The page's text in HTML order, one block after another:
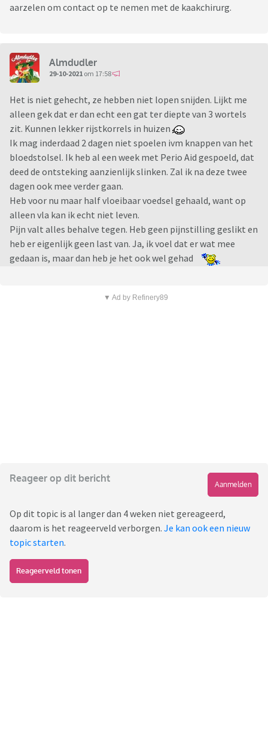
aarzelen om contact op te nemen met de kaakchirurg.
Almdudler
29-10-2021 om 17:58
Het is niet gehecht, ze hebben niet lopen snijden. Lijkt me
alleen gek dat er dan echt een gat ter diepte van 3 wortels
zit. Kunnen lekker rijstkorrels in huizen
Ik mag inderdaad 2 dagen niet spoelen ivm knappen van het
bloedstolsel. Ik heb al een week met Perio Aid gespoeld, dat
deed de ontsteking aanzienlijk slinken. Zal ik na deze twee
dagen ook mee verder gaan.
Heb voor nu maar half vloeibaar voedsel gehaald, want op
alleen vla kan ik echt niet leven.
Pijn valt alles behalve tegen. Heb geen pijnstilling geslikt en
heb er eigenlijk geen last van. Ja, ik voel dat er wat mee
gedaan is, maar dan heb je het ook wel gehad
▼ Ad by Refinery89
Reageer op dit bericht
Aanmelden
Op dit topic is al langer dan 4 weken niet gereageerd,
daarom is het reageerveld verborgen. Je kan ook een nieuw
topic starten.
Reageerveld tonen